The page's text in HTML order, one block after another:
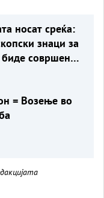
носат среќа:
знаци за
биде совршен
= Возење во